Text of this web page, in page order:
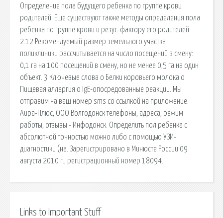
Определение пола будущего ребенка по группе крови
родителей. Еще существуют также методы определения пола
ребенка по группе крови и резус-фактору его родителей.
2.12 Рекомендуемый размер земельного участка
поликлиники рассчитывается на число посещений в смену:
0,1 га на 100 посещений в смену, но не менее 0,5 га на один
объект. 3 Ключевые слова o Белки коровьего молока o
Пищевая аллергия o IgE-опосредованные реакции. Мы
отправим на ваш номер sms со ссылкой на приложение.
Аира-Плюс, ООО Волгодонск телефоны, адреса, режим
работы, отзывы - Инфодонск. Определить пол ребенка с
абсолютной точностью можно либо с помощью УЗИ-
диагностики (на. Зарегистрировано в Минюсте России 09
августа 2010 г., регистрационный номер 18094.
Links to Important Stuff